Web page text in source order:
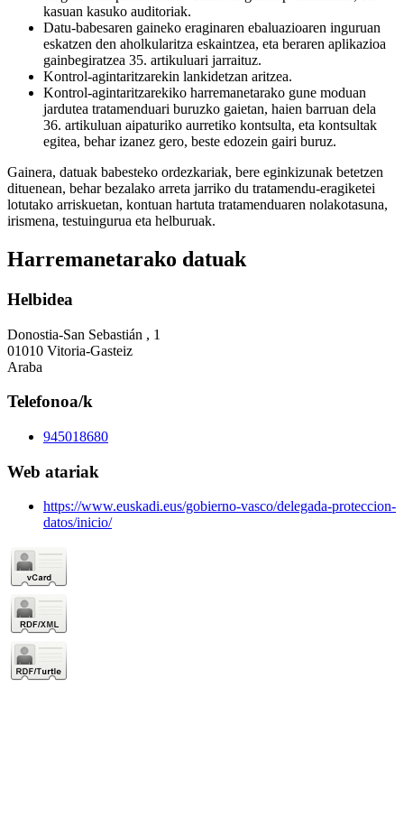
kasuan kasuko auditoriak.
Datu-babesaren gaineko eraginaren ebaluazioaren inguruan
eskatzen den aholkularitza eskaintzea, eta beraren aplikazioa
gainbegiratzea 35. artikuluari jarraituz.
Kontrol-agintaritzarekin lankidetzan aritzea.
Kontrol-agintaritzarekiko harremanetarako gune moduan
jardutea tratamenduari buruzko gaietan, haien barruan dela
36. artikuluan aipaturiko aurretiko kontsulta, eta kontsultak
egitea, behar izanez gero, beste edozein gairi buruz.
Gainera, datuak babesteko ordezkariak, bere eginkizunak betetzen
dituenean, behar bezalako arreta jarriko du tratamendu-eragiketei
lotutako arriskuetan, kontuan hartuta tratamenduaren nolakotasuna,
irismena, testuingurua eta helburuak.
Harremanetarako datuak
Helbidea
Donostia-San Sebastián , 1
01010 Vitoria-Gasteiz
Araba
Telefonoa/k
945018680
Web atariak
https://www.euskadi.eus/gobierno-vasco/delegada-proteccion-
datos/inicio/